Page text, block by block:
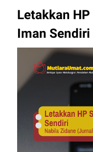
Letakkan
Iman Sendiri